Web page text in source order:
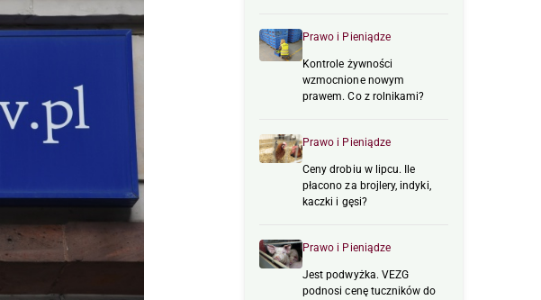
Prawo i Pieniądze
Kontrole żywności
wzmocnione nowym
prawem. Co z rolnikami?
Prawo i Pieniądze
Ceny drobiu w lipcu. Ile
płacono za brojlery, indyki,
kaczki i gęsi?
Prawo i Pieniądze
Jest podwyżka. VEZG
podnosi cenę tuczników do